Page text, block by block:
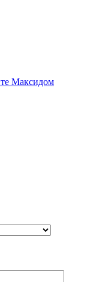
Максидом